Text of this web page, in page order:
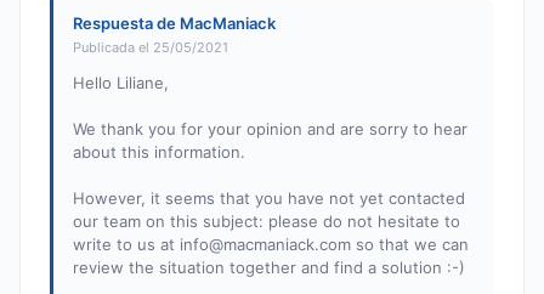
Respuesta de MacManiack
Publicada el 25/05/2021
Hello Liliane,
We thank you for your opinion and are sorry to hear
about this information.
However, it seems that you have not yet contacted
our team on this subject: please do not hesitate to
write to us at info@macmaniack.com so that we can
review the situation together and find a solution :-)